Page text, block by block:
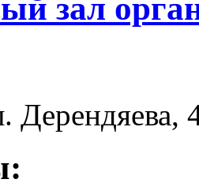
зал
Дерендяева,